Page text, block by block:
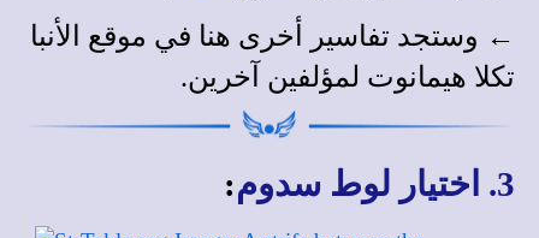
← وستجد تفاسير أخرى هنا في موقع الأنبا
تكلا هيمانوت لمؤلفين آخرين.
3. اختيار لوط سدوم :